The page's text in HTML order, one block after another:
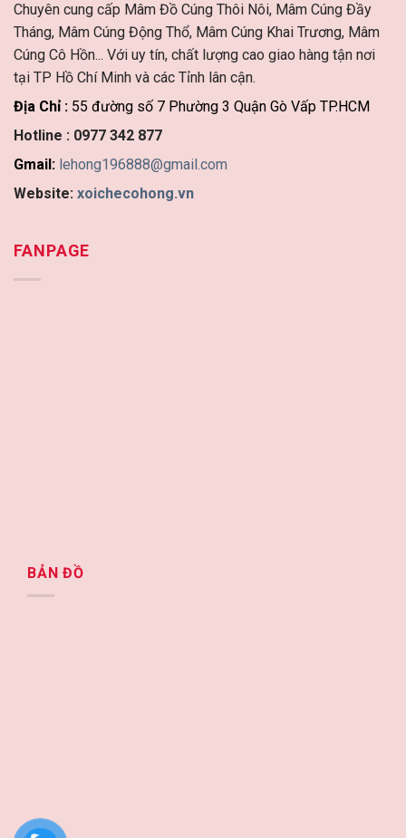
Chuyên cung cấp Mâm Đồ Cúng Thôi Nôi, Mâm Cúng Đầy
Tháng, Mâm Cúng Động Thổ, Mâm Cúng Khai Trương, Mâm
Cúng Cô Hồn... Với uy tín, chất lượng cao giao hàng tận nơi
tại TP Hồ Chí Minh và các Tỉnh lân cận.
Địa Chỉ : 55 đường số 7 Phường 3 Quận Gò Vấp TP.HCM
Hotline : 0977 342 877
Gmail: lehong196888@gmail.com
Website: xoichecohong.vn
FANPAGE
BẢN ĐỒ